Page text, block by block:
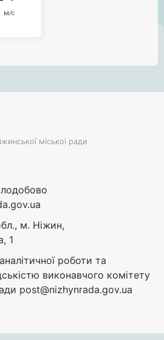
міської ради
м. Ніжин,
1
роботи та
виконавчого комітету
post@nizhynrada.gov.ua